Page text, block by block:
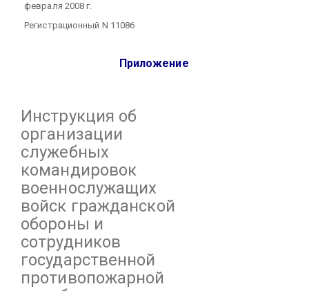
февраля 2008 г.
Регистрационный N 11086
Приложение
Инструкция об
организации
служебных
командировок
военнослужащих
войск гражданской
обороны и
сотрудников
государственной
противопожарной